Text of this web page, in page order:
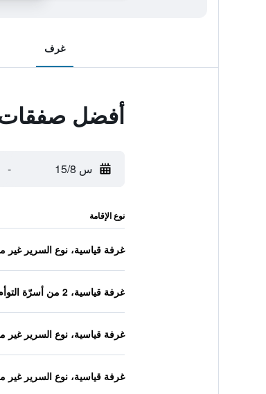
غرف
أفضل صفقات
س 15/8 -
نوع الإقامة
غرفة قياسية، نوع السرير
غرفة قياسية، 2 من أسرّة التوأم
غرفة قياسية، نوع السرير
غرفة قياسية، نوع السرير